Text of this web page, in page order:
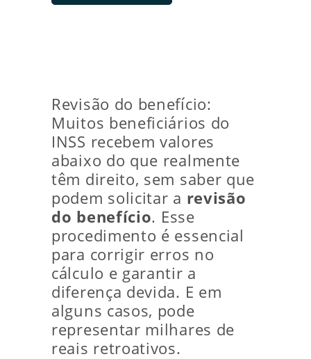
Revisão do benefício:
Muitos beneficiários do
INSS recebem valores
abaixo do que realmente
têm direito, sem saber que
podem solicitar a revisão
do benefício. Esse
procedimento é essencial
para corrigir erros no
cálculo e garantir a
diferença devida. E em
alguns casos, pode
representar milhares de
reais retroativos.